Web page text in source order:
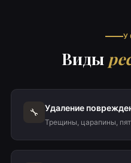
Виды
🔧 Удаление
Трещины, царапины,